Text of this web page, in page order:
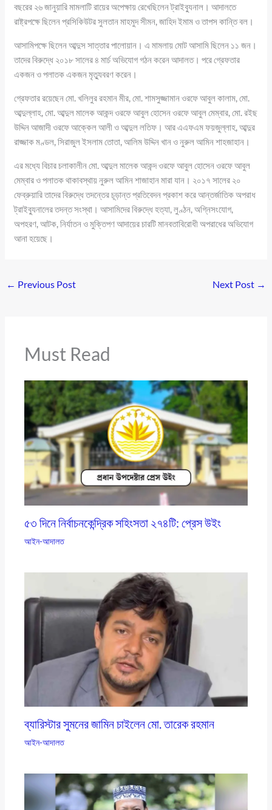
বছরের ২৬ জানুয়ারি মামলাটি রায়ের অপেক্ষায় রেখেছিলেন ট্রাইব্যুনাল। আদালতে
রাষ্ট্রপক্ষে ছিলেন প্রসিকিউটর সুলতান মাহমুদ সীমন, জাহিদ ইমাম ও তাপস কান্তি বল।
আসামিপক্ষে ছিলেন আব্দুস সাত্তার পালোয়ান। এ মামলায় মোট আসামি ছিলেন ১১ জন।
তাদের বিরুদ্ধে ২০১৮ সালের ৪ মার্চ অভিযোগ গঠন করেন আদালত। পরে গ্রেফতার
একজন ও পলাতক একজন মৃত্যুবরণ করেন।
গ্রেফতার রয়েছেন মো. খলিলুর রহমান মীর, মো. শামসুজ্জামান ওরফে আবুল কালাম, মো.
আব্দুল্লাহ, মো. আব্দুল মালেক আকন্দ ওরফে আবুল হোসেন ওরফে আবুল মেম্বার, মো. রইছ
উদ্দিন আজাদী ওরফে আক্কেল আলী ও আব্দুল লতিফ। আর এএফএম ফয়জুল্লাহ, আব্দুর
রাজ্জাক মণ্ডল, সিরাজুল ইসলাম তোতা, আলিম উদ্দিন খান ও নুরুল আমিন শাহজাহান।
এর মধ্যে বিচার চলাকালীন মো. আব্দুল মালেক আকন্দ ওরফে আবুল হোসেন ওরফে আবুল
মেম্বার ও পলাতক থাকাবস্থায় নুরুল আমিন শাজাহান মারা যান। ২০১৭ সালের ২০
ফেব্রুয়ারি তাদের বিরুদ্ধে তদন্তের চূড়ান্ত প্রতিবেদন প্রকাশ করে আন্তর্জাতিক অপরাধ
ট্রাইব্যুনালের তদন্ত সংস্থা। আসামিদের বিরুদ্ধে হত্যা, লুণ্ঠন, অগ্নিসংযোগ,
অপহরণ, আটক, নির্যাতন ও মুক্তিপণ আদায়ের চারটি মানবতাবিরোধী অপরাধের অভিযোগ
আনা হয়েছে।
← Previous Post Next Post →
Must Read
৫৩ দিনে নির্বাচনকেন্দ্রিক সহিংসতা ২৭৪টি: প্রেস উইং
আইন-আদালত
ব্যারিস্টার সুমনের জামিন চাইলেন মো. তারেক রহমান
আইন-আদালত